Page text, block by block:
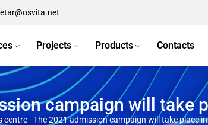
Projects Products Contacts
campaign will take
centre-The 2021 admission campaign will take place